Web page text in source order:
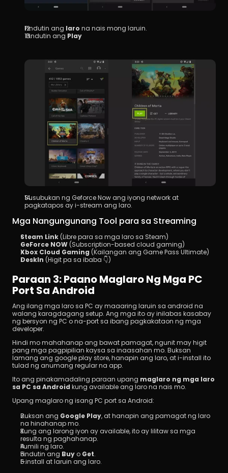
Pindutin ang laro na nais mong laruin.
Pindutin ang Play
Susubukan ng Geforce Now ang iyong network at
pagkatapos ay i-stream ang laro.
Mga Nangungunang Tool para sa Streaming
Steam Link (Libre para sa mga laro sa Steam)
GeForce NOW (Subscription-based cloud gaming)
Xbox Cloud Gaming (Kailangan ang Game Pass Ultimate)
DeskIn (Higit pa sa ibaba 👇)
Paraan 3: Paano Maglaro Ng Mga PC
Port Sa Android
Ang ilang mga laro sa PC ay maaaring laruin sa android na
walang karagdagang setup. Ang mga ito ay inilabas kasabay
ng bersyon ng PC o na-port sa ibang pagkakataon ng mga
developer.
Hindi mo mahahanap ang bawat pamagat, ngunit may higit
pang mga pagpipilian kaysa sa inaasahan mo. Buksan
lamang ang google play store, hanapin ang laro, at i-install ito
tulad ng anumang regular na app.
Ito ang pinakamadaling paraan upang maglaro ng mga laro
sa PC sa Android kung available ang laro na nais mo.
Upang maglaro ng isang PC port sa Android:
Buksan ang Google Play, at hanapin ang pamagat ng laro
na hinahanap mo.
Kung ang larong iyon ay available, ito ay lilitaw sa mga
resulta ng paghahanap.
Pumili ng laro.
Pindutin ang Buy o Get.
I-install at laruin ang laro.